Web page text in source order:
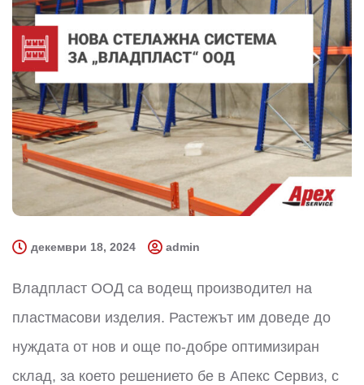
декември 18, 2024 admin
Владпласт ООД са водещ производител на
пластмасови изделия. Растежът им доведе до
нуждата от нов и още по-добре оптимизиран
склад, за което решението бе в Апекс Сервиз, с